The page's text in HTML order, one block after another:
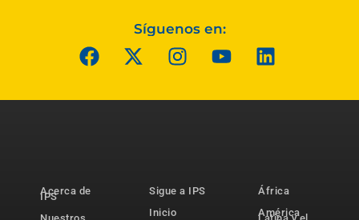
Síguenos en:
Acerca de
IPS
Sigue a IPS
Inicio
África
América